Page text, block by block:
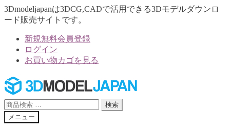
3Dmodeljapanは3DCG,CADで活用できる3Dモデルダウンロ
ード販売サイトです。
新規無料会員登録
ログイン
お買い物カゴを見る
ナ
ビ
ゲ
ー
シ
コ
ン
テ
ン
ツ
検
索
対
検索
メニュー